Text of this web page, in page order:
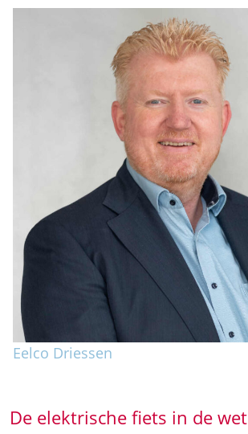
Eelco Driessen
De elektrische fiets in de wet